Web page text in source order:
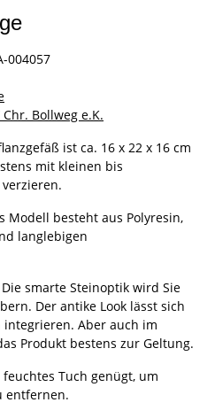
004057
Bollweg e.K.
ist ca. 16 x 22 x 16 cm
mit kleinen bis
Modell besteht aus Polyresin,
langlebigen
smarte Steinoptik wird Sie
Der antike Look lässt sich
Aber auch im
Produkt bestens zur Geltung.
Tuch genügt, um
entfernen.